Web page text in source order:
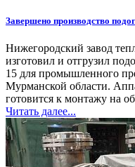
Завершено производство
Нижегородский завод
изготовил и отгрузил
15 для промышленного
Мурманской области.
готовится к монтажу на
Читать далее...